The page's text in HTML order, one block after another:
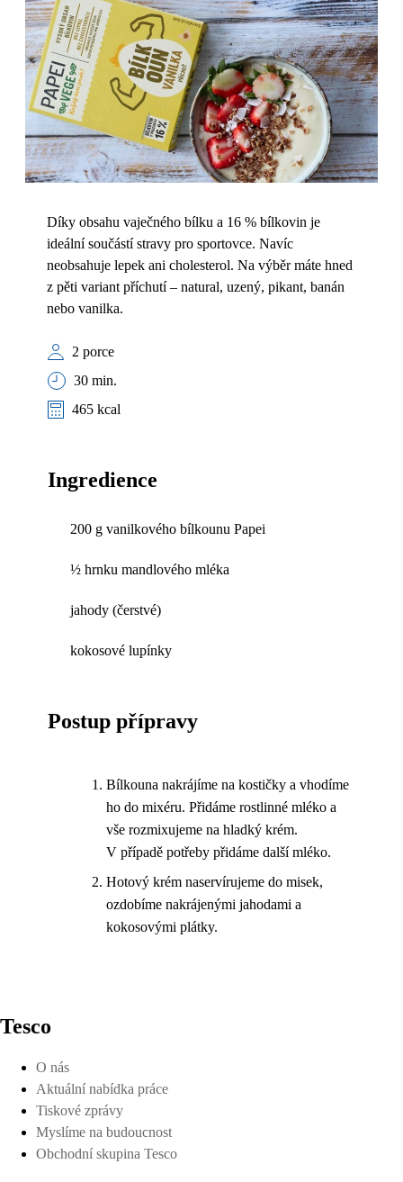
Díky obsahu vaječného bílku a 16 % bílkovin je
ideální součástí stravy pro sportovce. Navíc
neobsahuje lepek ani cholesterol. Na výběr máte hned
z pěti variant příchutí – natural, uzený, pikant, banán
nebo vanilka.
2 porce
30 min.
465 kcal
Ingredience
200 g vanilkového bílkounu Papei
½ hrnku mandlového mléka
jahody (čerstvé)
kokosové lupínky
Postup přípravy
Bílkouna nakrájíme na kostičky a vhodíme
ho do mixéru. Přidáme rostlinné mléko a
vše rozmixujeme na hladký krém.
V případě potřeby přidáme další mléko.
Hotový krém naservírujeme do misek,
ozdobíme nakrájenými jahodami a
kokosovými plátky.
Tesco
O nás
Aktuální nabídka práce
Tiskové zprávy
Myslíme na budoucnost
Obchodní skupina Tesco